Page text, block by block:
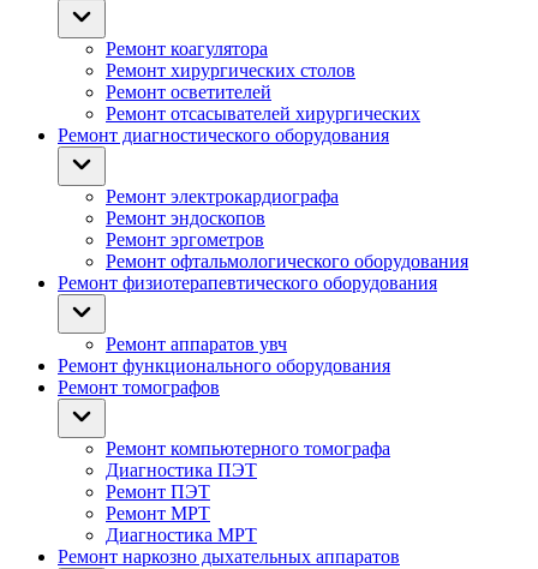
Ремонт коагулятора
Ремонт хирургических столов
Ремонт осветителей
Ремонт отсасывателей хирургических
Ремонт диагностического оборудования
Ремонт электрокардиографа
Ремонт эндоскопов
Ремонт эргометров
Ремонт офтальмологического оборудования
Ремонт физиотерапевтического оборудования
Ремонт аппаратов увч
Ремонт функционального оборудования
Ремонт томографов
Ремонт компьютерного томографа
Диагностика ПЭТ
Ремонт ПЭТ
Ремонт МРТ
Диагностика МРТ
Ремонт наркозно дыхательных аппаратов